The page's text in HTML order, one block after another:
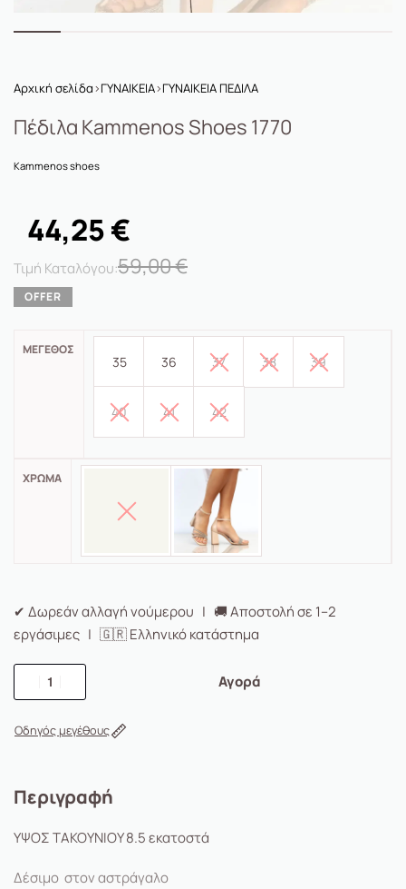
Αρχική σελίδα›ΓΥΝΑΙΚΕΙΑ›ΓΥΝΑΙΚΕΙΑ ΠΕΔΙΛΑ
Πέδιλα Kammenos Shoes 1770
Kammenos shoes
59,00€
44,25€
ΜΈΓΕΘΟΣ
35 36 37 38 39
40 41 42
ΧΡΏΜΑ
✔ Δωρεάν αλλαγή νούμερου | 🚚 Αποστολή σε 1–2
εργάσιμες | 🇬🇷 Ελληνικό κατάστημα
Αγορά
Οδηγός μεγέθους
Περιγραφή
ΥΨΟΣ ΤΑΚΟΥΝΙΟΥ 8.5 εκατοστά
Δέσιμο στον αστράγαλο